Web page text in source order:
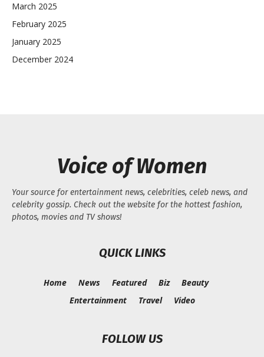
March 2025
February 2025
January 2025
December 2024
Voice of Women
Your source for entertainment news, celebrities, celeb news, and
celebrity gossip. Check out the website for the hottest fashion,
photos, movies and TV shows!
QUICK LINKS
Home News Featured Biz
Beauty
Entertainment
Travel Video
FOLLOW US